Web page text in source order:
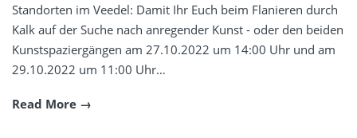
Standorten im Veedel: Damit Ihr Euch beim Flanieren durch
Kalk auf der Suche nach anregender Kunst - oder den beiden
Kunstspaziergängen am 27.10.2022 um 14:00 Uhr und am
29.10.2022 um 11:00 Uhr…
Read More